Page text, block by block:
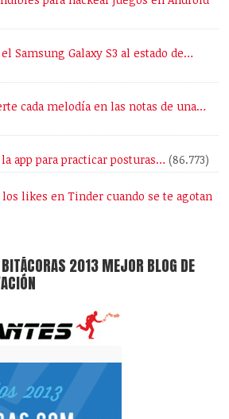
Samsung Galaxy S3 al estado de…
cada melodía en las notas de una…
app para practicar posturas… (86.773)
los likes en Tinder cuando se te agotan
2013 MEJOR BLOG DE